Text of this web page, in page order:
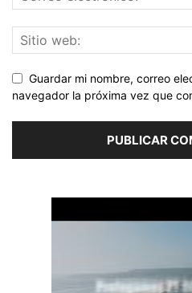
Guardar mi nombre, correo
navegador la próxima vez que